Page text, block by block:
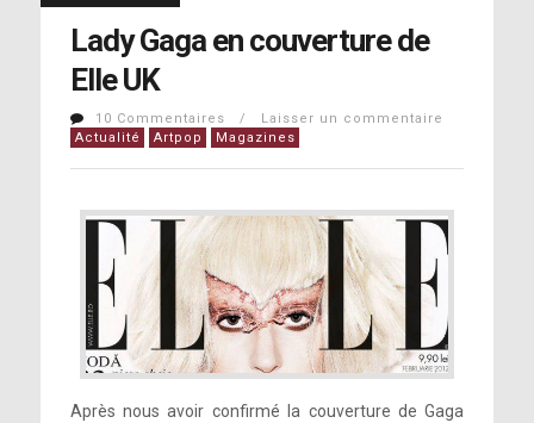
Lady Gaga en couverture de
Elle UK
10 Commentaires / Laisser un commentaire
Actualité
Artpop Magazines
Après nous avoir confirmé la couverture de Gaga